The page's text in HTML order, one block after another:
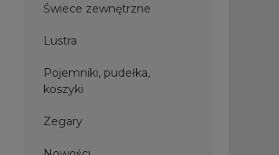
Świece zewnętrzne
Lustra
Pojemniki, pudełka,
koszyki
Zegary